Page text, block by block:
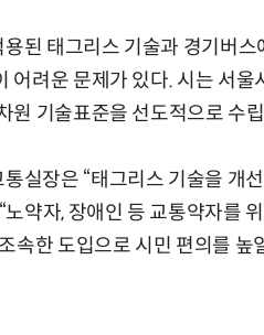
된 태그리스 기술과 경기버
어려운 문제가 있다. 시는 서
원 기술표준을 선도적으로 수
실장은 “태그리스 기술을 개
노약자, 장애인 등 교통약자를
속한 도입으로 시민 편의를